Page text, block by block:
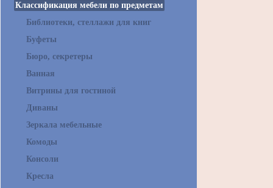
Классификация мебели по предметам
Библиотеки, стеллажи для книг
Буфеты
Бюро, секретеры
Ванная
Витрины для гостиной
Диваны
Зеркала мебельные
Комоды
Консоли
Кресла